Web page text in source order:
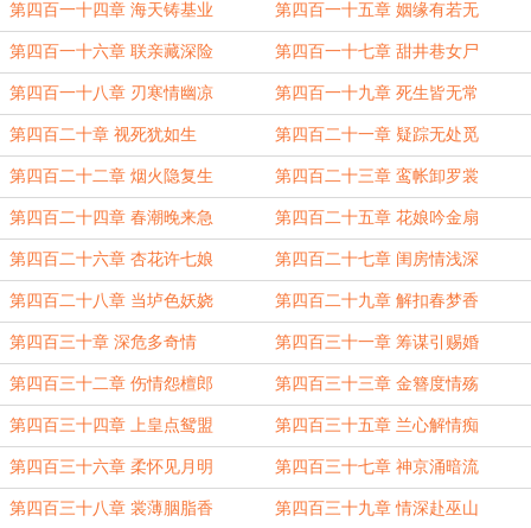
第四百一十四章 海天铸基业 第四百一十五章 姻缘有若无
第四百一十六章 联亲藏深险 第四百一十七章 甜井巷女尸
第四百一十八章 刃寒情幽凉 第四百一十九章 死生皆无常
第四百二十章 视死犹如生 第四百二十一章 疑踪无处觅
第四百二十二章 烟火隐复生 第四百二十三章 鸾帐卸罗裳
第四百二十四章 春潮晚来急 第四百二十五章 花娘吟金扇
第四百二十六章 杏花许七娘 第四百二十七章 闺房情浅深
第四百二十八章 当垆色妖娆 第四百二十九章 解扣春梦香
第四百三十章 深危多奇情 第四百三十一章 筹谋引赐婚
第四百三十二章 伤情怨檀郎 第四百三十三章 金簪度情殇
第四百三十四章 上皇点鸳盟 第四百三十五章 兰心解情痴
第四百三十六章 柔怀见月明 第四百三十七章 神京涌暗流
第四百三十八章 裳薄胭脂香 第四百三十九章 情深赴巫山